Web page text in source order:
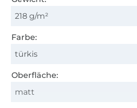
218 g/m²
Farbe:
türkis
Oberfläche:
matt